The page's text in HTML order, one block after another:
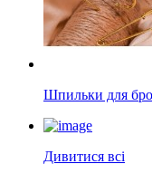
Шпильки для
Дивитися всі